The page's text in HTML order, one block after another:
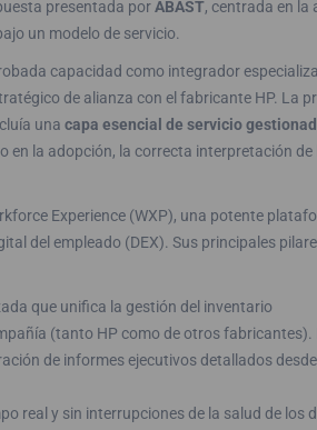
presentada porABAST, centrada en la
un modelo de servicio.
capacidad como integrador
de alianza con el fabricante HP. La
una capa esencial de servicio
en la adopción, la correcta interpretación de
Experience (WXP), una potente
del empleado (DEX). Sus principales
que unifica la gestión del inventario
(tanto HP como de otros fabricantes).
de informes ejecutivos detallados
real y sin interrupciones de la salud de los